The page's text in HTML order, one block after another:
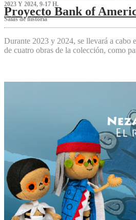
2023 Y 2024, 9-17 H.
Proyecto Bank of
S‌alas de historia
Durante 2023 y 2024, se llevará a cabo
de cuatro obras de la colección, como